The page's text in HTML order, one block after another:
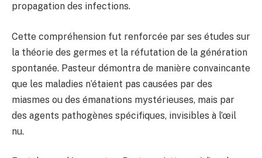
propagation des infections.
Cette compréhension fut renforcée par ses études sur
la théorie des germes et la réfutation de la génération
spontanée. Pasteur démontra de manière convaincante
que les maladies n’étaient pas causées par des
miasmes ou des émanations mystérieuses, mais par
des agents pathogènes spécifiques, invisibles à l’œil
nu.